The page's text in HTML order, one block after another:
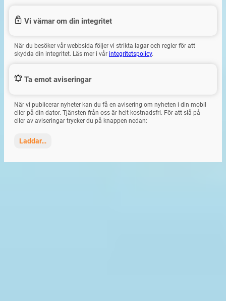
Vi värnar om din integritet
När du besöker vår webbsida följer vi strikta lagar och regler för att
skydda din integritet. Läs mer i vår integritetspolicy.
Ta emot aviseringar
När vi publicerar nyheter kan du få en avisering om nyheten i din mobil
eller på din dator. Tjänsten från oss är helt kostnadsfri. För att slå på
eller av aviseringar trycker du på knappen nedan:
Laddar…